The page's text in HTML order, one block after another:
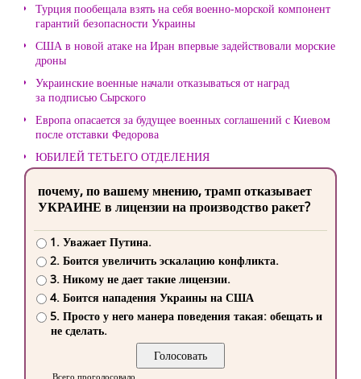
Турция пообещала взять на себя военно-морской компонент
гарантий безопасности Украины
США в новой атаке на Иран впервые задействовали морские
дроны
Украинские военные начали отказываться от наград
за подписью Сырского
Европа опасается за будущее военных соглашений с Киевом
после отставки Федорова
ЮБИЛЕЙ ТЕТЬЕГО ОТДЕЛЕНИЯ
почему, по вашему мнению, трамп отказывает
УКРАИНЕ в лицензии на производство ракет?
1. Уважает Путина.
2. Боится увеличить эскалацию конфликта.
3. Никому не дает такие лицензии.
4. Боится нападения Украины на США
5. Просто у него манера поведения такая: обещать и
не сделать.
Всего проголосовало